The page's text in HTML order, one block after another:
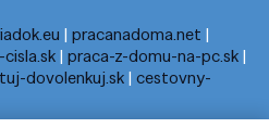
| pracanadoma.net |
| praca-z-domu-na-pc.sk|
dovolenkuj.sk| cestovny-